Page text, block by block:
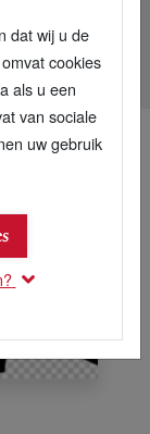
dat wij u de
cookies
als u een
van sociale
uw gebruik